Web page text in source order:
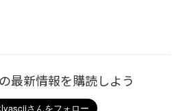
最新情報を購読しよう